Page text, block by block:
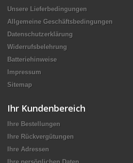
Unsere Lieferbedingungen
Allgemeine Geschäftsbedingungen
Datenschutzerklärung
Widerrufsbelehrung
Batteriehinweise
Impressum
Sitemap
Ihr Kundenbereich
Ihre Bestellungen
Ihre Rückvergütungen
Ihre Adressen